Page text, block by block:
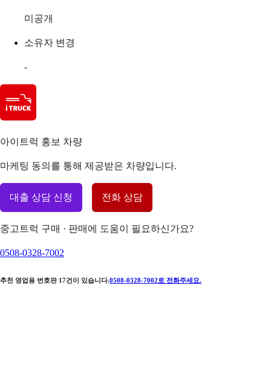
미공개
소유자 변경
-
아이트럭 홍보 차량
마케팅 동의를 통해 제공받은 차량입니다.
대출 상담 신청 전화 상담
중고트럭 구매 · 판매에 도움이 필요하신가요?
0508-0328-7002
추천 영업용 번호판 17건이 있습니다.0508-0328-7002 로 전화주세요.